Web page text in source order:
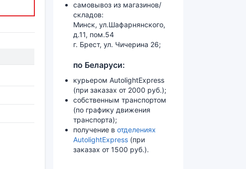
самовывоз из магазинов/
складов:
Минск, ул.Шафарнянского,
д.11, пом.54
г. Брест, ул. Чичерина 26;
по Беларуси:
курьером AutolightExpress
(при заказах от 2000 руб.);
собственным транспортом
(по графику движения
транспорта);
получение в отделениях
AutolightExpress (при
заказах от 1500 руб.).